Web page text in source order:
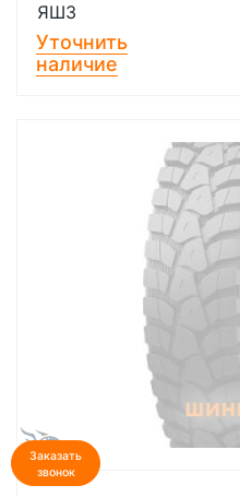
Заказать
звонок
ЯШЗ
Уточнить
наличие